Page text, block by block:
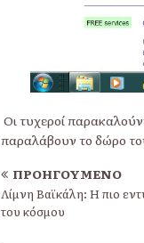
Οι τυχεροί
παραλάβουν το δώρο
ΠΡΟΗΓΟΎΜΕΝΟ
Λίμνη Βαϊκάλη: Η πιο
του κόσμου